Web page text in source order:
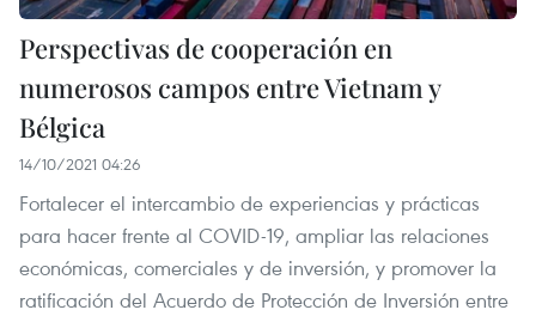
Perspectivas de cooperación en
numerosos campos entre Vietnam y
Bélgica
14/10/2021 04:26
Fortalecer el intercambio de experiencias y prácticas
para hacer frente al COVID-19, ampliar las relaciones
económicas, comerciales y de inversión, y promover la
ratificación del Acuerdo de Protección de Inversión entre